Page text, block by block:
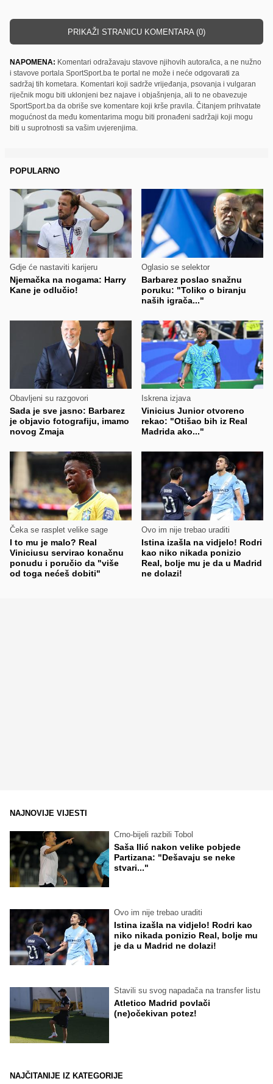
PRIKAŽI STRANICU KOMENTARA (0)
NAPOMENA: Komentari odražavaju stavove njihovih autora/ica, a ne nužno
i stavove portala SportSport.ba te portal ne može i neće odgovarati za
sadržaj tih kometara. Komentari koji sadrže vrijeđanja, psovanja i vulgaran
riječnik mogu biti uklonjeni bez najave i objašnjenja, ali to ne obavezuje
SportSport.ba da obriše sve komentare koji krše pravila. Čitanjem prihvatate
mogućnost da među komentarima mogu biti pronađeni sadržaji koji mogu
biti u suprotnosti sa vašim uvjerenjima.
POPULARNO
Gdje će nastaviti karijeru
Njemačka na nogama: Harry
Kane je odlučio!
Oglasio se selektor
Barbarez poslao snažnu
poruku: "Toliko o biranju
naših igrača..."
Obavljeni su razgovori
Sada je sve jasno: Barbarez
je objavio fotografiju, imamo
novog Zmaja
Iskrena izjava
Vinicius Junior otvoreno
rekao: "Otišao bih iz Real
Madrida ako..."
Čeka se rasplet velike sage
I to mu je malo? Real
Viniciusu servirao konačnu
ponudu i poručio da "više
od toga nećeš dobiti"
Ovo im nije trebao uraditi
Istina izašla na vidjelo! Rodri
kao niko nikada ponizio
Real, bolje mu je da u Madrid
ne dolazi!
NAJNOVIJE VIJESTI
Crno-bijeli razbili Tobol
Saša Ilić nakon velike pobjede
Partizana: "Dešavaju se neke
stvari..."
Ovo im nije trebao uraditi
Istina izašla na vidjelo! Rodri kao
niko nikada ponizio Real, bolje mu
je da u Madrid ne dolazi!
Stavili su svog napadača na transfer listu
Atletico Madrid povlači
(ne)očekivan potez!
NAJČITANIJE IZ KATEGORIJE